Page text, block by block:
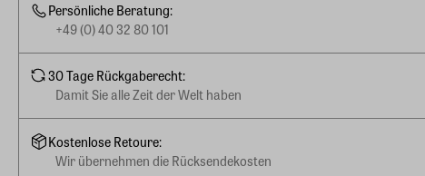
Persönliche Beratung:
+49 (0) 40 32 80 101
30 Tage Rückgaberecht:
Damit Sie alle Zeit der Welt haben
Kostenlose Retoure:
Wir übernehmen die Rücksendekosten